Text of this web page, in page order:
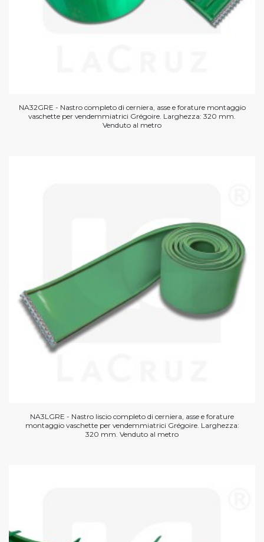
NA32GRE - Nastro completo di cerniera, asse e forature montaggio
vaschette per vendemmiatrici Grégoire. Larghezza: 320 mm.
Venduto al metro
NA3LGRE - Nastro liscio completo di cerniera, asse e forature
montaggio vaschette per vendemmiatrici Grégoire. Larghezza:
320 mm. Venduto al metro